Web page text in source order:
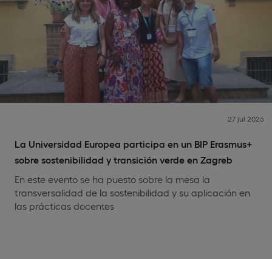
La Universidad Europea participa en un BIP Erasmus+
sobre sostenibilidad y transición verde en Zagreb
27 jul 2026
En este evento se ha puesto sobre la mesa la
transversalidad de la sostenibilidad y su aplicación en
las prácticas docentes